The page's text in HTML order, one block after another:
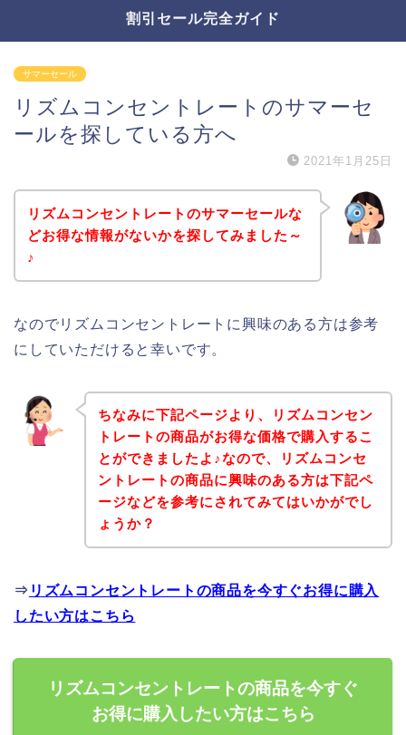
割引セール完全ガイド
サマーセール
リズムコンセントレートのサマーセ
ールを探している方へ
2021年1月25日
リズムコンセントレートのサマーセールな
どお得な情報がないかを探してみました～
♪
なのでリズムコンセントレートに興味のある方は参考
にしていただけると幸いです。
ちなみに下記ページより、リズムコンセン
トレートの商品がお得な価格で購入するこ
とができましたよ♪なので、リズムコンセ
ントレートの商品に興味のある方は下記ペ
ージなどを参考にされてみてはいかがでし
ょうか？
⇒ リズムコンセントレートの商品を今すぐお得に購入
したい方はこちら
リズムコンセントレートの商品を今すぐ
お得に購入したい方はこちら